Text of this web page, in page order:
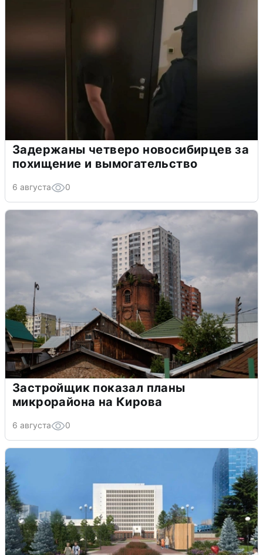
Задержаны четверо новосибирцев за
похищение и вымогательство
6 августа 0
Застройщик показал планы
микрорайона на Кирова
6 августа 0